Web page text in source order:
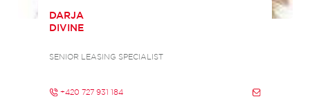
DARJA
DIVINE
SENIOR LEASING SPECIALIST
+420 727 931 184